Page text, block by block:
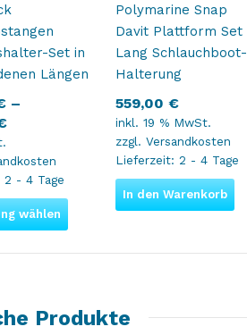
Set in
Längen
–
2 - 4 Tage
wählen
Polymarine Snap
Davit Plattform Set
Lang Schlauchboot-
Halterung
559,00 €
inkl. 19 % MwSt.
zzgl. Versandkosten
Lieferzeit: 2 - 4 Tage
In den Warenkorb
Produkte